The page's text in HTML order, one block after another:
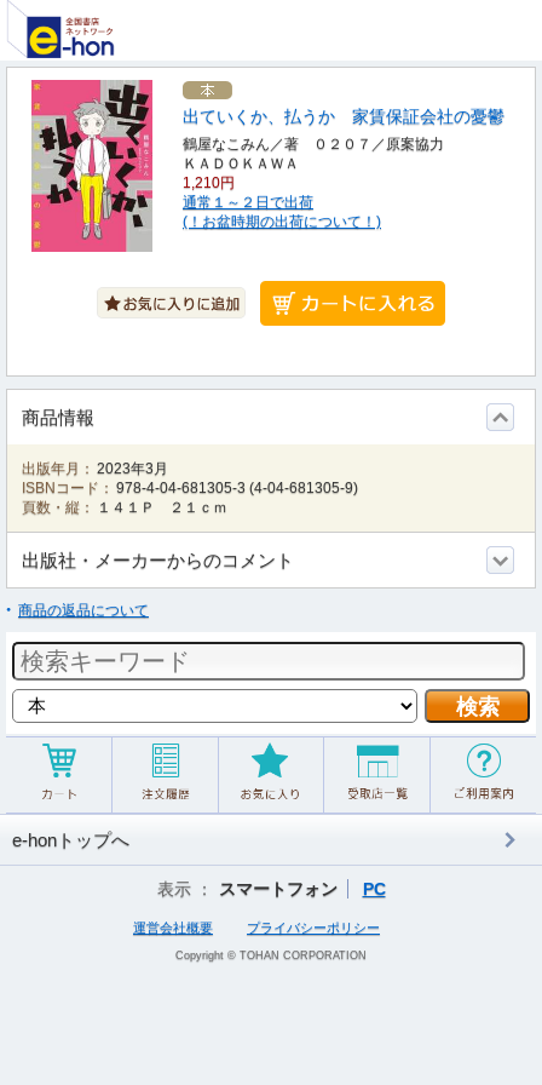
出ていくか、払うか 家賃保証会社の憂鬱
鶴屋なこみん／著 ０２０７／原案協力
ＫＡＤＯＫＡＷＡ
1,210円
通常１～２日で出荷
(！お盆時期の出荷について！)
商品情報
出版年月： 2023年3月
ISBNコード： 978-4-04-681305-3 (4-04-681305-9)
頁数・縦：
１４１Ｐ ２１ｃｍ
出版社・メーカーからのコメント
商品の返品について
e-honトップへ
表示 ： スマートフォン PC
運営会社概要 プライバシーポリシー
Copyright © TOHAN CORPORATION